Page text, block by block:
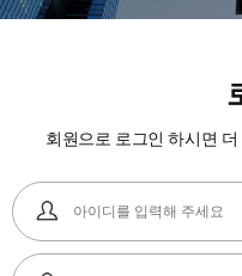
회원으로 로그인 하시면